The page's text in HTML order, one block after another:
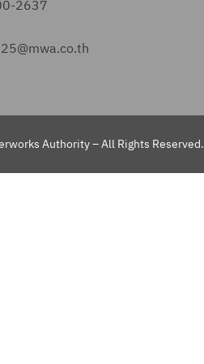
2637
Authority – All Rights Reserved.